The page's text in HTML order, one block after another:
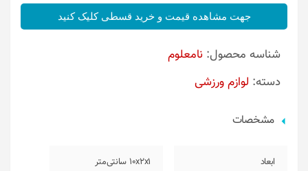
جهت مشاهده قیمت و خرید قسطی کلیک کنید
شناسه محصول: نامعلوم
دسته: لوازم ورزشی
مشخصات
ابعاد 10x2x1 سانتی‌متر